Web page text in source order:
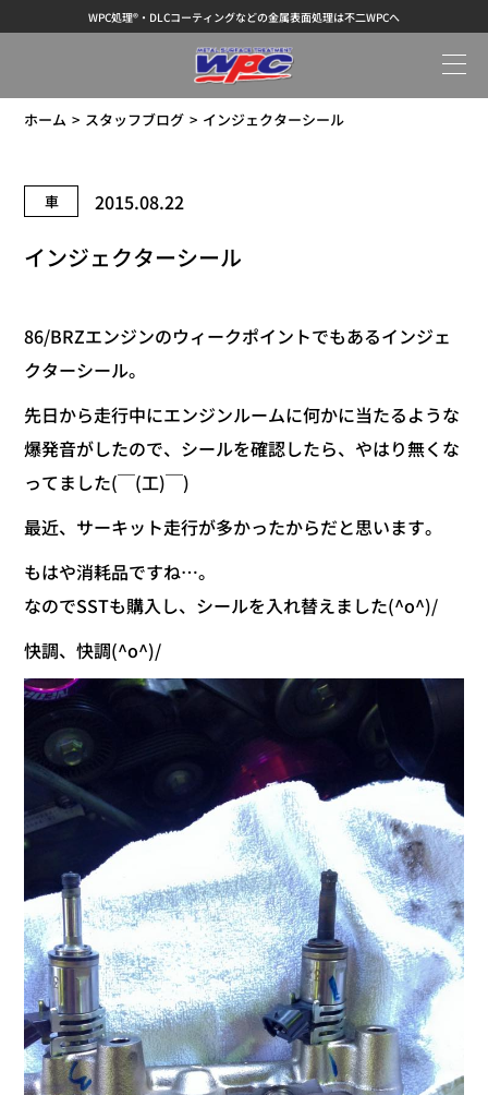
WPC処理®・DLCコーティングなどの金属表面処理は不二WPCへ
ホーム スタッフブログ インジェクターシール
車 2015.08.22
インジェクターシール
86/BRZエンジンのウィークポイントでもあるインジェ
クターシール。
先日から走行中にエンジンルームに何かに当たるような
爆発音がしたので、シールを確認したら、やはり無くな
ってました(￣(工)￣)
最近、サーキット走行が多かったからだと思います。
もはや消耗品ですね…。
なのでSSTも購入し、シールを入れ替えました(^o^)/
快調、快調(^o^)/